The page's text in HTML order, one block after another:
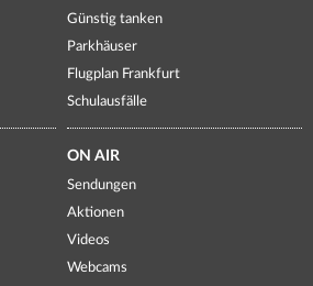
Günstig tanken
Parkhäuser
Flugplan Frankfurt
Schulausfälle
ON AIR
Sendungen
Aktionen
Videos
Webcams